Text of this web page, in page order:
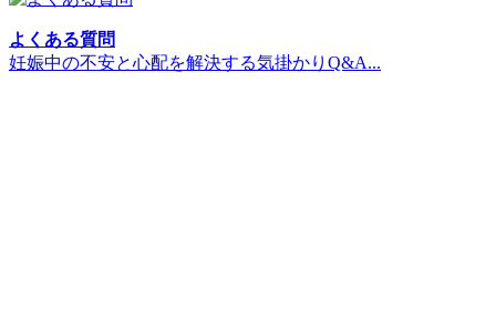
よくある質問
妊娠中の不安と心配を解決する気掛かりQ&A...